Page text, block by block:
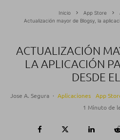
Inicio App Store
Actualización mayor de Blogsy, la
ACTUALIZACIÓN
LA APLICACIÓN
DESDE
Jose A. Segura · Aplicaciones App
1 Minuto de